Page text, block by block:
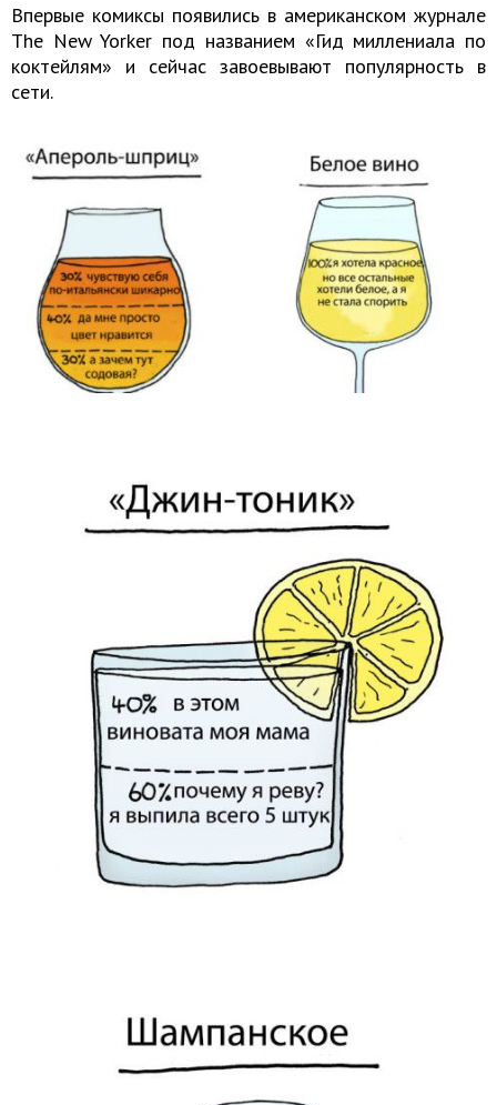
Впервые комиксы появились в американском журнале
The New Yorker под названием «Гид миллениала по
коктейлям» и сейчас завоевывают популярность в
сети.